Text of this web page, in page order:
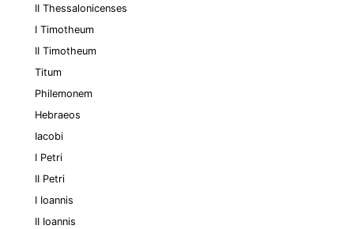
II Thessalonicenses
I Timotheum
II Timotheum
Titum
Philemonem
Hebraeos
Iacobi
I Petri
II Petri
I Ioannis
II Ioannis